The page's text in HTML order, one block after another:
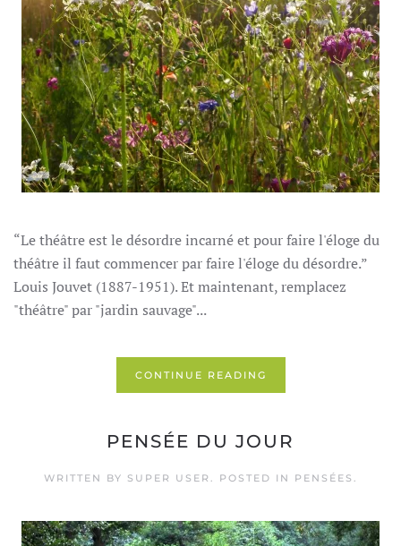
“Le théâtre est le désordre incarné et pour faire l'éloge du
théâtre il faut commencer par faire l'éloge du désordre.”
Louis Jouvet (1887-1951). Et maintenant, remplacez
"théâtre" par "jardin sauvage"...
CONTINUE READING
PENSÉE DU JOUR
WRITTEN BY SUPER USER. POSTED IN PENSÉES .